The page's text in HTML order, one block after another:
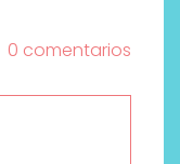
0 comentarios